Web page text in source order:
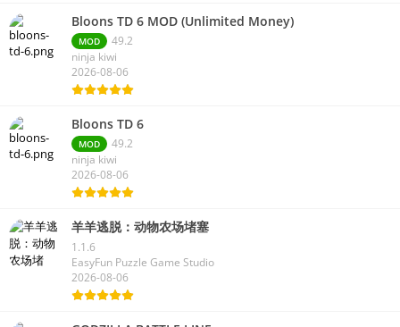
Bloons TD 6 MOD (Unlimited Money)
MOD
49.2
ninja kiwi
2026-08-06
Bloons TD 6
MOD
49.2
ninja kiwi
2026-08-06
羊羊逃脱：动物农场堵塞
1.1.6
EasyFun Puzzle Game Studio
2026-08-06